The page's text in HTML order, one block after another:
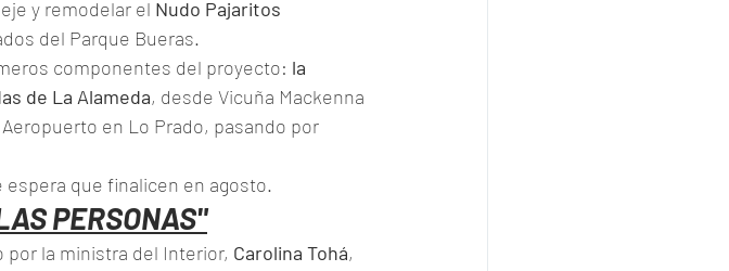
y remodelar el Nudo Pajaritos
del Parque Bueras.
componentes del proyecto: la
de La Alameda, desde Vicuña Mackenna
en Lo Prado, pasando por
espera que finalicen en agosto.
PERSONAS"
la ministra del Interior, Carolina Tohá,